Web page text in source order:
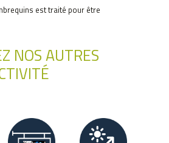
est traité pour être
NOS AUTRES